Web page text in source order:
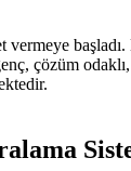
çözüm